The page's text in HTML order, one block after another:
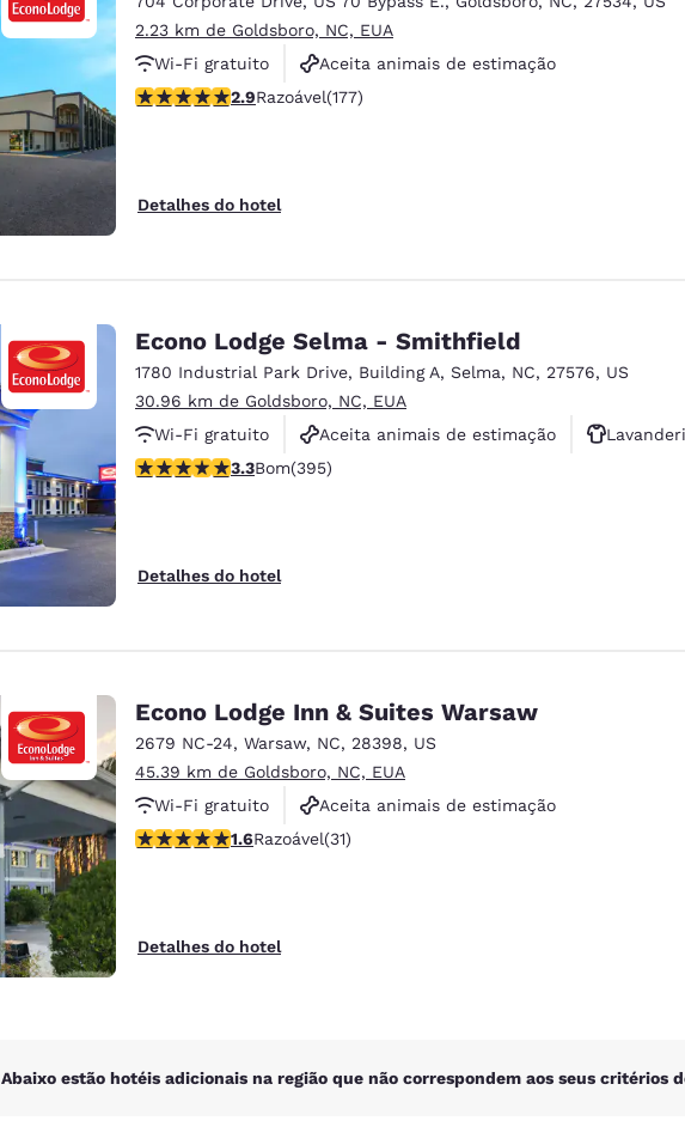
Français Español
Deutschland
Deutsch
United Kingdom
Ásia-Pacífico
Australia
English
2.23 km de Goldsboro, NC, EUA
Wi-Fi gratuito
Aceita animais de estimação
Estacionamento para caminhões
classificação 2.92 estrelas. Razoável. 177 avaliações
2.9Razoável(177)
Detalhes do hotel
Econo Lodge Selma - Smithfield
1780 Industrial Park Drive, Building A, Selma, NC, 27576, US
30.96 km de Goldsboro, NC, EUA
Wi-Fi gratuito
Aceita animais de estimação
classificação 3.32 estrelas. Bom. 395 avaliações
3.3Bom(395)
Detalhes do hotel
Econo Lodge Inn & Suites Warsaw
2679 NC-24, Warsaw, NC, 28398, US
45.39 km de Goldsboro, NC, EUA
Wi-Fi gratuito
Aceita animais de estimação
Estacionamento gratuito
classificação 1.61 estrelas. Razoável. 31 avaliações
1.6Razoável(31)
Detalhes do hotel
Abaixo estão hotéis adicionais na região que não correspondem aos seus critérios